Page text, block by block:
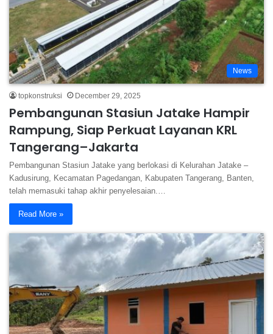
News
topkonstruksi December 29, 2025
Pembangunan Stasiun Jatake Hampir
Rampung, Siap Perkuat Layanan KRL
Tangerang–Jakarta
Pembangunan Stasiun Jatake yang berlokasi di Kelurahan Jatake –
Kadusirung, Kecamatan Pagedangan, Kabupaten Tangerang, Banten,
telah memasuki tahap akhir penyelesaian.…
Read More »